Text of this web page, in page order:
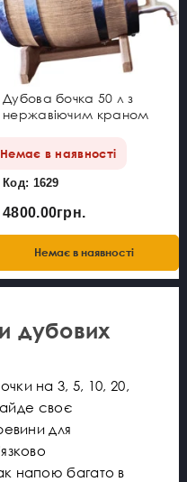
Дубова бочка 50 л з
нержавіючим краном
Немає в наявності
Код: 1629
4800.00грн.
Немає в наявності
дубових
на 3, 5, 10, 20,
своє
для
напою багато в